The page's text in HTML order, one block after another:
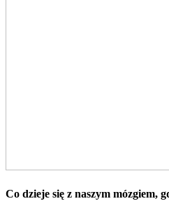
Co dzieje się z naszym mózgiem,